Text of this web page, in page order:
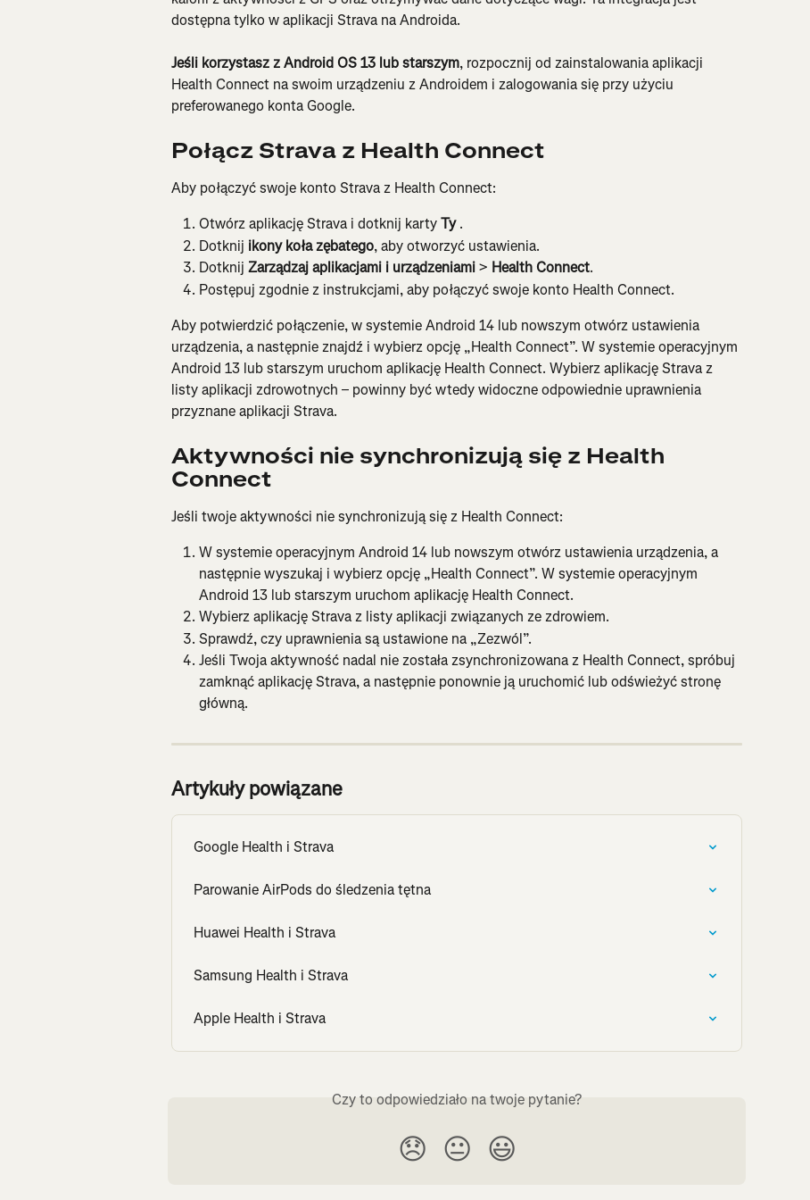
dostępna tylko w aplikacji Strava na Androida.
Jeśli korzystasz z Android OS 13 lub starszym, rozpocznij od zainstalowania aplikacji
Health Connect na swoim urządzeniu z Androidem i zalogowania się przy użyciu
preferowanego konta Google.
Połącz Strava z Health Connect
Aby połączyć swoje konto Strava z Health Connect:
Otwórz aplikację Strava i dotknij karty Ty .
Dotknij ikony koła zębatego, aby otworzyć ustawienia.
Dotknij Zarządzaj aplikacjami i urządzeniami > Health Connect.
Postępuj zgodnie z instrukcjami, aby połączyć swoje konto Health Connect.
Aby potwierdzić połączenie, w systemie Android 14 lub nowszym otwórz ustawienia
urządzenia, a następnie znajdź i wybierz opcję „Health Connect”. W systemie operacyjnym
Android 13 lub starszym uruchom aplikację Health Connect. Wybierz aplikację Strava z
listy aplikacji zdrowotnych – powinny być wtedy widoczne odpowiednie uprawnienia
przyznane aplikacji Strava.
Aktywności nie synchronizują się z Health
Connect
Jeśli twoje aktywności nie synchronizują się z Health Connect:
W systemie operacyjnym Android 14 lub nowszym otwórz ustawienia urządzenia, a
następnie wyszukaj i wybierz opcję „Health Connect”. W systemie operacyjnym
Android 13 lub starszym uruchom aplikację Health Connect.
Wybierz aplikację Strava z listy aplikacji związanych ze zdrowiem.
Sprawdź, czy uprawnienia są ustawione na „Zezwól”.
Jeśli Twoja aktywność nadal nie została zsynchronizowana z Health Connect, spróbuj
zamknąć aplikację Strava, a następnie ponownie ją uruchomić lub odświeżyć stronę
główną.
Artykuły powiązane
Google Health i Strava
Parowanie AirPods do śledzenia tętna
Huawei Health i Strava
Samsung Health i Strava
Apple Health i Strava
Czy to odpowiedziało na twoje pytanie?
😞 😐 😃